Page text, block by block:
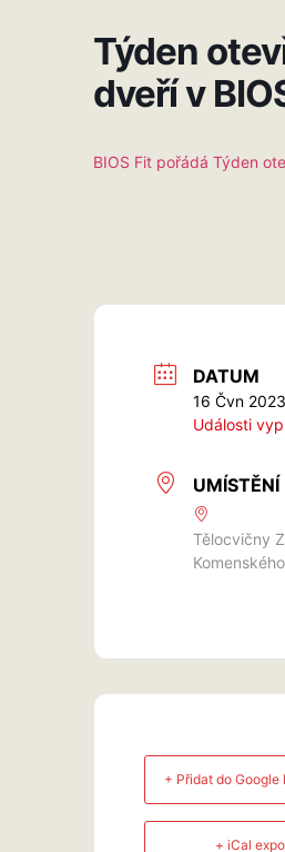
Týden
dveří v
BIOS Fit pořádá Týden
DATUM
16 Čvn 2023
Události
UMÍSTĚNÍ
Tělocvičny
+ Přidat do Google
+ iCal